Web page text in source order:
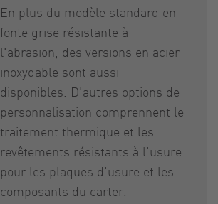
En plus du modèle standard en
fonte grise résistante à
l'abrasion, des versions en acier
inoxydable sont aussi
disponibles. D'autres options de
personnalisation comprennent le
traitement thermique et les
revêtements résistants à l'usure
pour les plaques d'usure et les
composants du carter.